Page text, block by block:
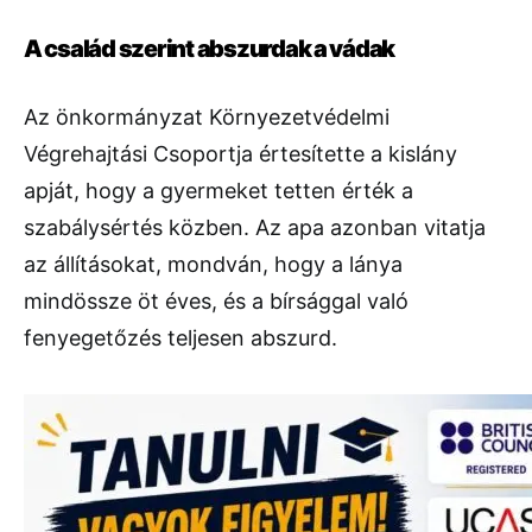
A család szerint abszurdak a vádak
Az önkormányzat Környezetvédelmi
Végrehajtási Csoportja értesítette a kislány
apját, hogy a gyermeket tetten érték a
szabálysértés közben. Az apa azonban vitatja
az állításokat, mondván, hogy a lánya
mindössze öt éves, és a bírsággal való
fenyegetőzés teljesen abszurd.